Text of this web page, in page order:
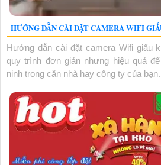
HƯỚNG DẪN CÀI ĐẶT CAMERA WIFI
Hướng dẫn cài đặt camera Wifi giấu
quy trình đơn giản nhưng hiệu quả
ninh trong căn nhà hay công ty của